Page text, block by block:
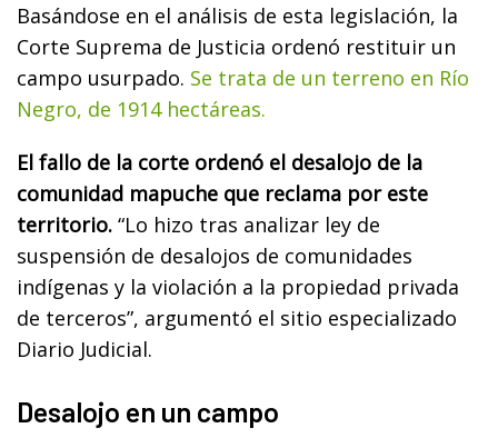
Basándose en el análisis de esta legislación, la
Corte Suprema de Justicia ordenó restituir un
campo usurpado. Se trata de un terreno en Río
Negro, de 1914 hectáreas.
El fallo de la corte ordenó el desalojo de la
comunidad mapuche que reclama por este
territorio. “Lo hizo tras analizar ley de
suspensión de desalojos de comunidades
indígenas y la violación a la propiedad privada
de terceros”, argumentó el sitio especializado
Diario Judicial.
Desalojo en un campo